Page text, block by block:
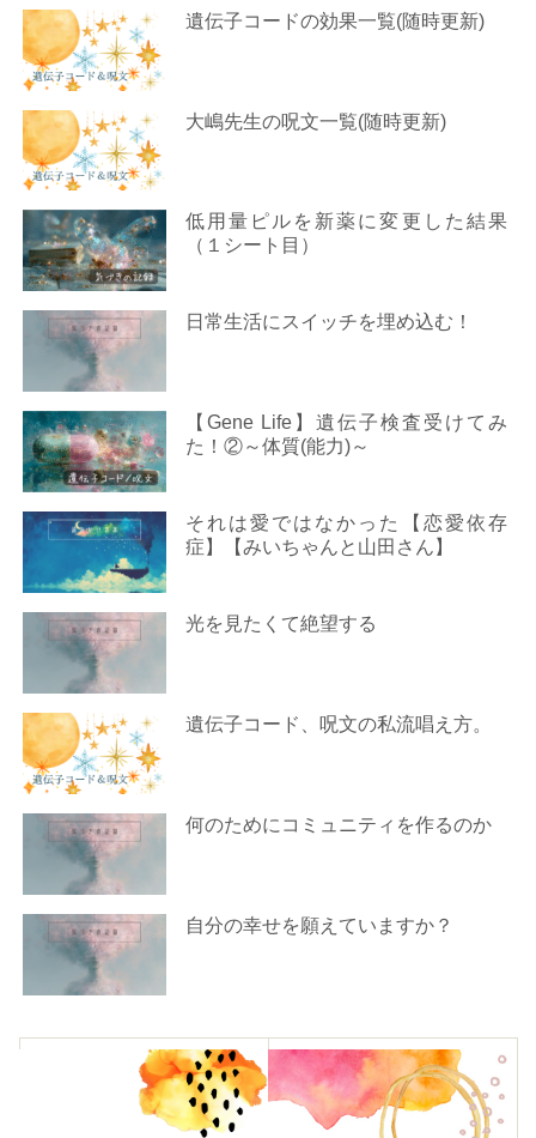
遺伝子コードの効果一覧(随時更新)
大嶋先生の呪文一覧(随時更新)
低用量ピルを新薬に変更した結果
（１シート目）
日常生活にスイッチを埋め込む！
【Gene Life】遺伝子検査受けてみ
た！②～体質(能力)～
それは愛ではなかった【恋愛依存
症】【みいちゃんと山田さん】
光を見たくて絶望する
遺伝子コード、呪文の私流唱え方。
何のためにコミュニティを作るのか
自分の幸せを願えていますか？